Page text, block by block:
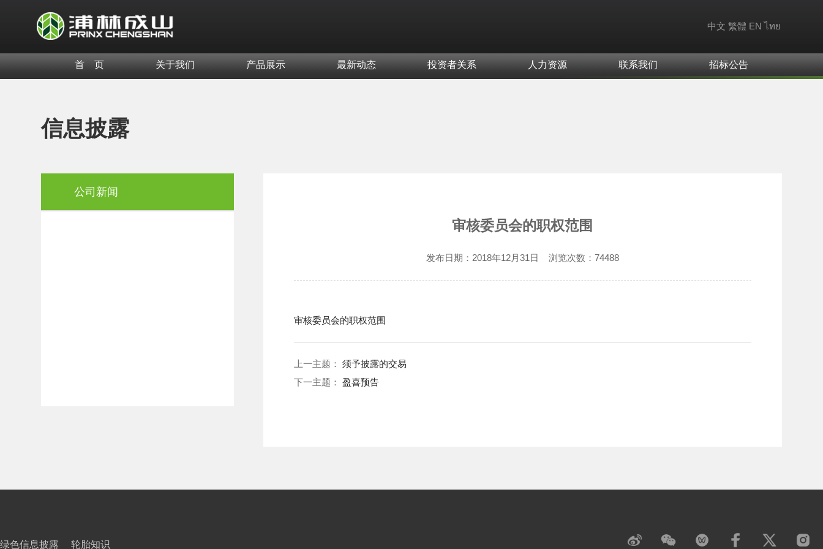
中文 繁體 EN ไทย
首 页 关于我们 产品展示 最新动态 投资者关系 人力资源 联系我们 招标公告
信息披露
公司新闻
审核委员会的职权范围
发布日期： 2018年12月31日 浏览次数： 74488
审核委员会的职权范围
上一主题：须予披露的交易
下一主题：盈喜预告
绿色信息披露 轮胎知识